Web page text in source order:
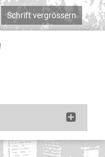
Schrift vergrössern